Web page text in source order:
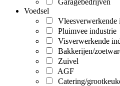
Voedsel
Vleesverwerkende
Pluimvee industrie
Visverwerkende
Bakkerijen/
Zuivel
AGF
Catering/